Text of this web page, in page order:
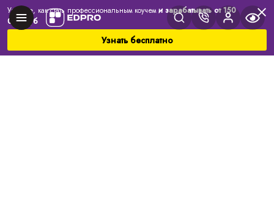
Узнайте, как стать профессиональным коучеми зарабатывать от 150
000 руб
Узнать бесплатно